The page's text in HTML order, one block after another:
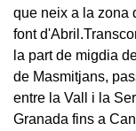
que neix a la zona
font
la part de migdia
de Masmitjans,
entre la Vall i la
Granada fins a Can
pendent més suau.
cabal d'aigua
associat a les
de pluja de la
la tardor. La
predominant és la